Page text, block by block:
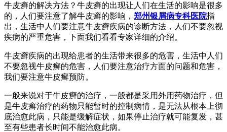
牛皮癣的解决方法？牛皮癣的出现让人们在生活的影响是很多
的，人们要注意了解牛皮癣的影响， 郑州银屑病专科医院指
出，生活中人们要注意牛皮癣疾病的诊断方法，人们不要忽视
疾病的严重危害，下面我们看看专家详细的介绍。
牛皮癣疾病的出现给患者的生活带来很多的危害，生活中人们
不要忽视牛皮癣的危害，人们要注意治疗方面的问题和危害，
我们要注意牛皮癣预防。
一般来说对于牛皮癣的治疗，一般都是采用外用药物治疗，但
是牛皮癣治疗的药物只能暂时的控制病情，是无法从根本上彻
底治愈此病，只能是缓解症状，如果停止治疗就可能复发，甚
至有些患者长时间不能治愈此病。